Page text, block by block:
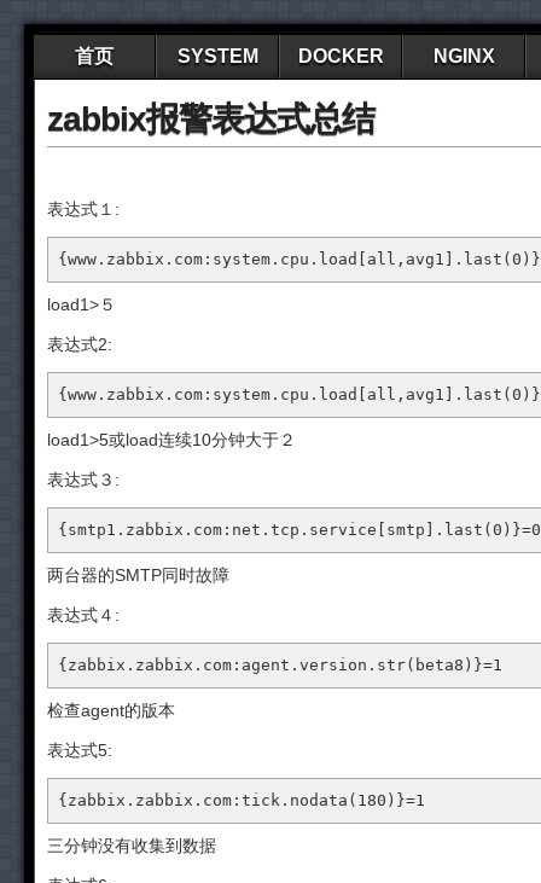
首页 SYSTEM DOCKER NGINX
zabbix报警表达式总结
表达式１:
load1>５
表达式2:
load1>5或load连续10分钟大于２
表达式３:
两台器的SMTP同时故障
表达式４:
{zabbix.zabbix.com:agent.version.str(beta8)}=1
检查agent的版本
表达式5:
{zabbix.zabbix.com:tick.nodata(180)}=1
三分钟没有收集到数据